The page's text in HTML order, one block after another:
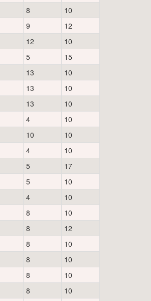
8
10
9
12
12
10
5
15
13
10
13
10
13
10
4
10
10
10
4
10
5
17
5
10
4
10
8
10
8
12
8
10
8
10
8
10
8
10